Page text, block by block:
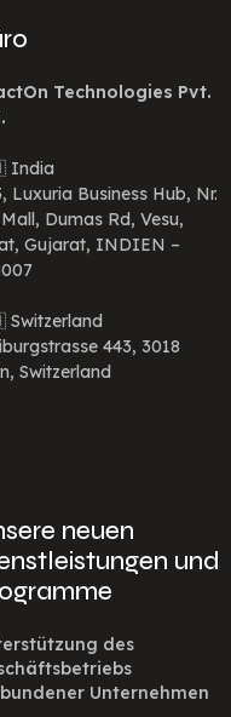
Technologies Pvt.
Luxuria Business Hub, Nr.
Dumas Rd, Vesu,
Gujarat, INDIEN –
443, 3018
Switzerland
neuen
und
des
Unternehmen